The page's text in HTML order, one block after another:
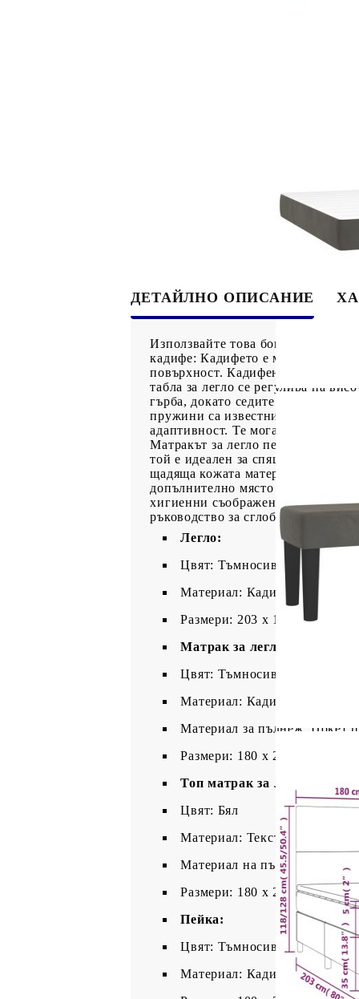
ДЕТАЙЛНО ОПИСАНИЕ
Използвайте това боксспринг
кадифе: Кадифето е мека и
повърхност. Кадифената тъкан се
табла за легло се регулира на
гърба, докато седите в леглото,
пружини са известни с много
адаптивност. Те могат
Матракът за легло перфектно
той е идеален за спящи по гръб
щадяща кожата материя, което я
допълнително място за сядане
хигиенни съображения матракът
ръководство за сглобяване в
Легло:
Цвят: Тъмносив
Материал: Кадифе (100%
Размери: 203 x 180 x 118/
Матрак за легло:
Цвят: Тъмносиво и бяло
Материал: Кадифе (100%
Материал за пълнеж: Покет
Размери: 180 x 200 x 20 см
Топ матрак за легло:
Цвят: Бял
Материал: Текстил (100%
Материал на пълнежа: Пяна
Размери: 180 x 200 x 5 см
Пейка:
Цвят: Тъмносив
Материал: Кадифе (100%